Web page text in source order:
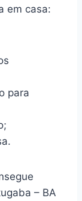
em casa:
para
– BA